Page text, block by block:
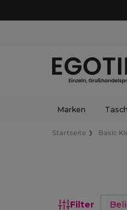
Marken
Startseite Basic
Filter